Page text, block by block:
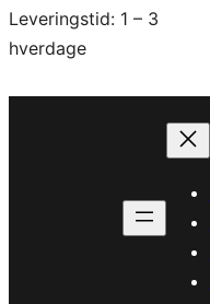
Leveringstid: 1 – 3
hverdage